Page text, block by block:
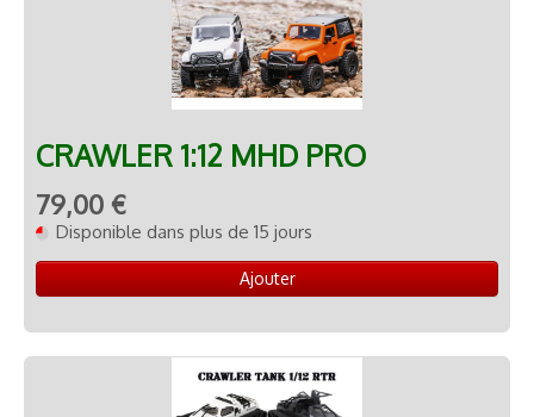
RADIO COMMANDE▼
Contact
CRAWLER 1:12 MHD PRO
79,00 €
Disponible dans plus de 15 jours
Ajouter